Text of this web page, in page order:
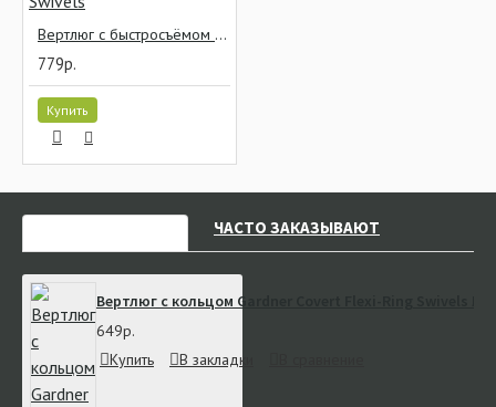
Вертлюг с быстросъёмом FOX EDGES Kwik Change Mini Hook Swivels
779р.
Купить
ЧАСТО ЗАКАЗЫВАЮТ
Вертлюг с кольцом Gardner Covert Flexi-Ring Swivels № 8
649р.
Купить
В закладки